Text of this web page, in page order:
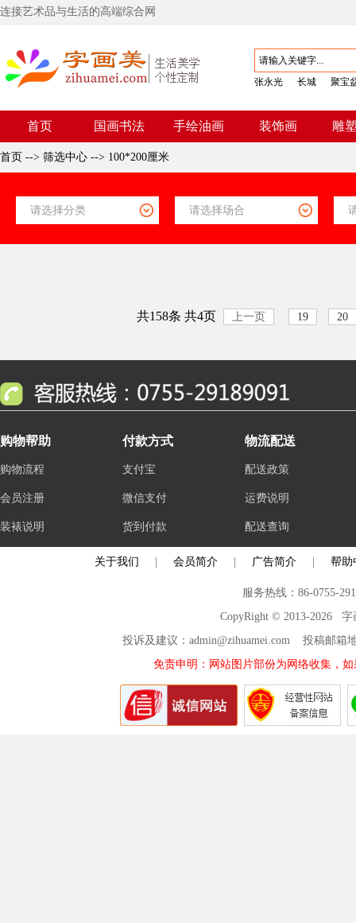
连接艺术品与生活的高端综合网
张永光 长城 聚宝
首页 国画书法 手绘油画 装饰画 雕
首页 --> 筛选中心 --> 100*200厘米
共158条 共4页 上一页 19 20
购物帮助
购物流程
会员注册
装裱说明
付款方式
支付宝
微信支付
货到付款
物流配送
配送政策
运费说明
配送查询
关于我们 会员简介 广告简介 帮助
服务热线：86-0755-
CopyRight © 2013-2026 字
投诉及建议：admin@zihuamei.com 投稿邮
免责申明：网站图片部份为网络收集，